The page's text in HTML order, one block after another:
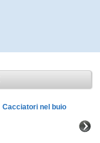
Cacciatori nel buio